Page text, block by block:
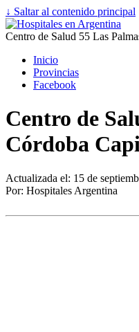
↓ Saltar al contenido principal
Centro de Salud 55 Las
Inicio
Provincias
Facebook
Centro de
Córdoba
Actualizada el: 15 de
Por: Hospitales Argentina